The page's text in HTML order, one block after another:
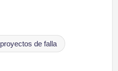
proyectos de falla